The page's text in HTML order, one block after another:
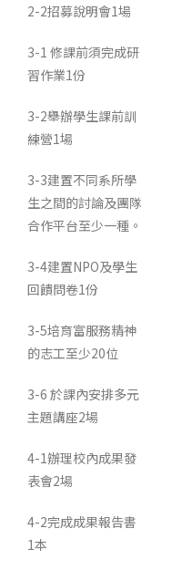
2-2招募說明會1場
3-1 修課前須完成研
習作業1份
3-2舉辦學生課前訓
練營1場
3-3建置不同系所學
生之間的討論及團隊
合作平台至少一種。
3-4建置NPO及學生
回饋問卷1份
3-5培育富服務精神
的志工至少20位
3-6 於課內安排多元
主題講座2場
4-1辦理校內成果發
表會2場
4-2完成成果報告書
1本